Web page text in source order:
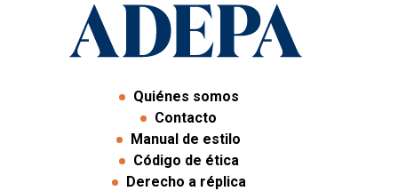
Quiénes somos
Contacto
Manual de estilo
Código de ética
Derecho a réplica